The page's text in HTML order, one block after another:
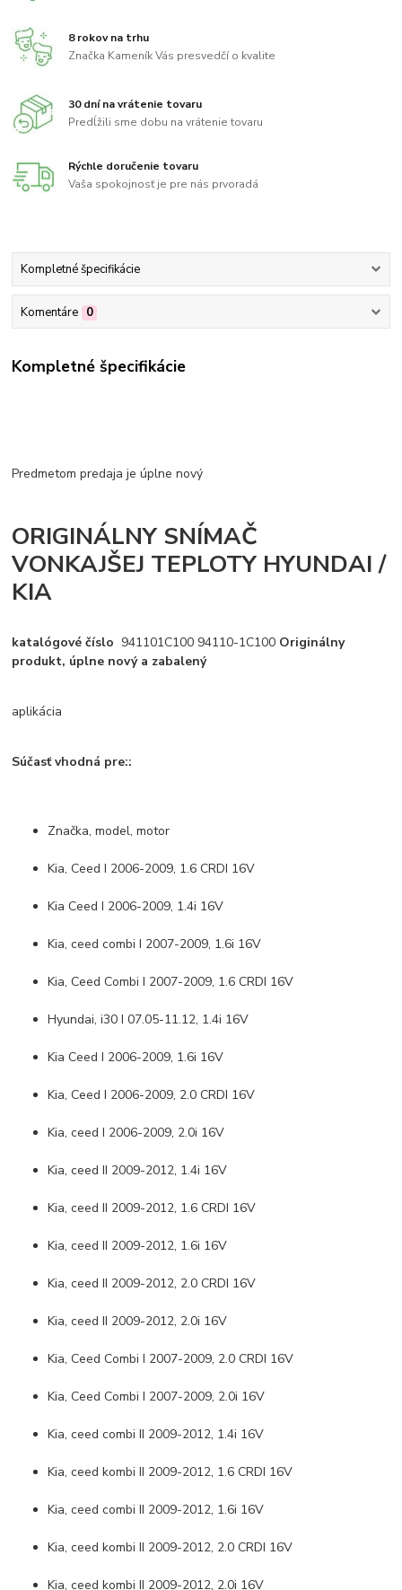
8 rokov na trhu
Značka Kameník Vás presvedčí o kvalite
30 dní na vrátenie tovaru
Predĺžili sme dobu na vrátenie tovaru
Rýchle doručenie tovaru
Vaša spokojnosť je pre nás prvoradá
Kompletné špecifikácie
Komentáre 0
Kompletné špecifikácie
Predmetom predaja je úplne nový
ORIGINÁLNY SNÍMAČ
VONKAJŠEJ TEPLOTY HYUNDAI /
KIA
katalógové číslo 941101C100 94110-1C100 Originálny
produkt, úplne nový a zabalený
aplikácia
Súčasť vhodná pre::
Značka, model, motor
Kia, Ceed I 2006-2009, 1.6 CRDI 16V
Kia Ceed I 2006-2009, 1.4i 16V
Kia, ceed combi I 2007-2009, 1.6i 16V
Kia, Ceed Combi I 2007-2009, 1.6 CRDI 16V
Hyundai, i30 I 07.05-11.12, 1.4i 16V
Kia Ceed I 2006-2009, 1.6i 16V
Kia, Ceed I 2006-2009, 2.0 CRDI 16V
Kia, ceed I 2006-2009, 2.0i 16V
Kia, ceed II 2009-2012, 1.4i 16V
Kia, ceed II 2009-2012, 1.6 CRDI 16V
Kia, ceed II 2009-2012, 1.6i 16V
Kia, ceed II 2009-2012, 2.0 CRDI 16V
Kia, ceed II 2009-2012, 2.0i 16V
Kia, Ceed Combi I 2007-2009, 2.0 CRDI 16V
Kia, Ceed Combi I 2007-2009, 2.0i 16V
Kia, ceed combi II 2009-2012, 1.4i 16V
Kia, ceed kombi II 2009-2012, 1.6 CRDI 16V
Kia, ceed combi II 2009-2012, 1.6i 16V
Kia, ceed kombi II 2009-2012, 2.0 CRDI 16V
Kia, ceed kombi II 2009-2012, 2.0i 16V